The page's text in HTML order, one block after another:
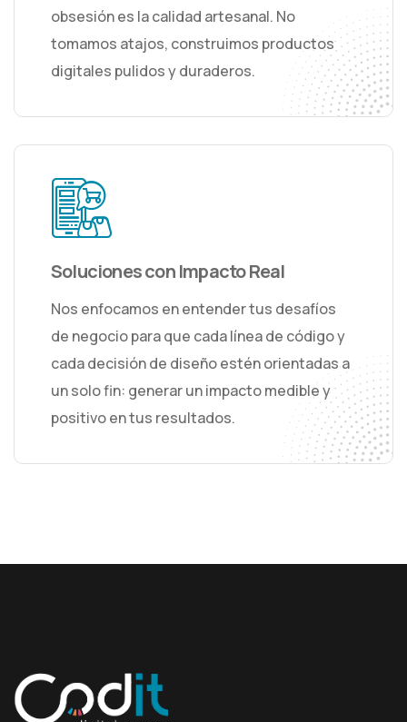
obsesión es la calidad artesanal. No
tomamos atajos, construimos productos
digitales pulidos y duraderos.
Soluciones con Impacto Real
Nos enfocamos en entender tus desafíos
de negocio para que cada línea de código y
cada decisión de diseño estén orientadas a
un solo fin: generar un impacto medible y
positivo en tus resultados.